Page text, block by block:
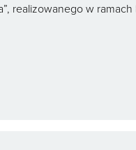
realizowanego w